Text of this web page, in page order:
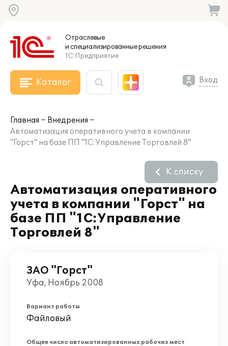
Отраслевые
и специализированныерешения
1С:Предприятие
Каталог Вход
Главная
Внедрения
Автоматизация оперативного учета в компании
"Горст" на базе ПП "1С:Управление Торговлей 8"
Автоматизация оперативного
учета в компании "Горст" на
базе ПП "1С:Управление
Торговлей 8"
К списку
ЗАО "Горст"
Уфа, Ноябрь 2008
Вариант работы
Файловый
Общее число автоматизированных рабочих мест